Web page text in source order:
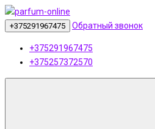
+375291967475 Обратный звонок
+375291967475
+375257372570